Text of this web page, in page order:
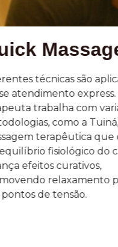
Massage​
técnicas são aplicadas
express. O
trabalha com variadas
como a Tuiná,
terapêutica que
fisiológico do
efeitos curativos,
relaxamento
de tensão.